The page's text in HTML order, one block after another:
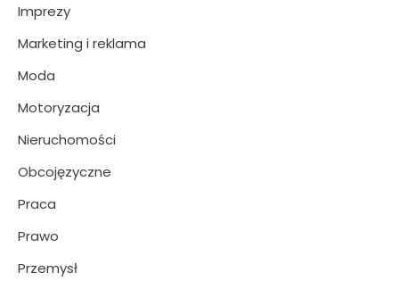
Imprezy
Marketing i reklama
Moda
Motoryzacja
Nieruchomości
Obcojęzyczne
Praca
Prawo
Przemysł